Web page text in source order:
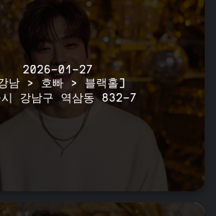
2026-01-27
남 > 호빠 > 블랙홀]
시 강남구 역삼동 832-7